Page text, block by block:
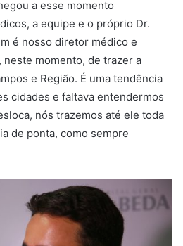
a esse momento
a equipe e o próprio Dr.
é nosso diretor médico e
momento, de trazer a
e Região. É uma tendência
cidades e faltava entendermos
nós trazemos até ele toda
de ponta, como sempre